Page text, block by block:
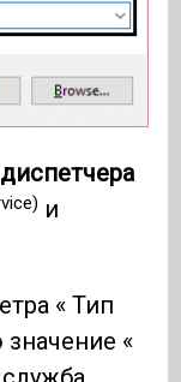
и
« Тип
значение «